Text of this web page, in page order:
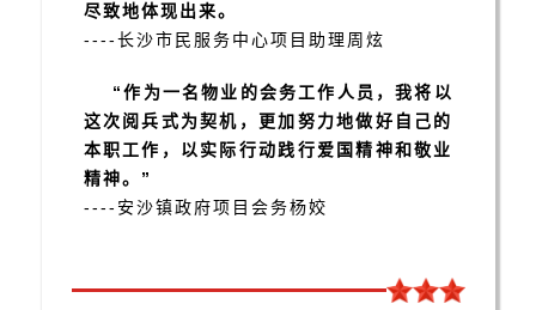
尽致地体现出来。
----长沙市民服务中心项目助理周炫
“作为一名物业的会务工作人员，我将以
这次阅兵式为契机，更加努力地做好自己的
本职工作，以实际行动践行爱国精神和敬业
精神。”
---- 安沙镇政府项目会务杨姣